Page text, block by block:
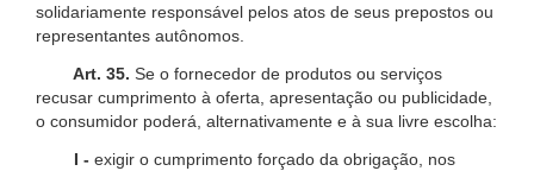
solidariamente responsável pelos atos de seus prepostos ou
representantes autônomos.
Art. 35. Se o fornecedor de produtos ou serviços
recusar cumprimento à oferta, apresentação ou publicidade,
o consumidor poderá, alternativamente e à sua livre escolha:
I - exigir o cumprimento forçado da obrigação, nos